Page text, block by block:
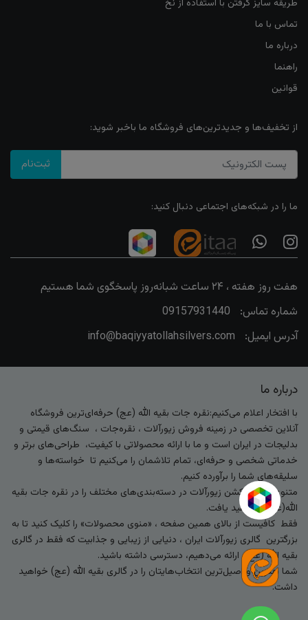
طریقه سایز گرفتن با استفاده از نخ
تماس با ما
درباره ما
راهنما
قوانین
از تخفیف‌ها و جدیدترین‌های فروشگاه ما باخبر شوید:
ثبت‌نام
ما را در شبکه‌های اجتماعی دنبال کنید:
هفت روز هفته ، ۲۴ ساعت شبانه‌روز پاسخگوی شما هستیم
شماره تماس:
09157931440
آدرس ایمیل:
info@baqiyyatollahsilvers.com
درباره ما
با افتخار اعلام می‌کنیم:نقره جات بقیه الله (عج) حرفه‌ای‌ترین فروشگاه
آنلاین تخصصی در زمینه فروش زیورآلات ، نقره‌جات ، سنگ‌های قیمتی و
بدلیجات در ایران است و ما با ارائه محصولاتی با کیفیت، طراحی‌های برتر و
خدماتی شخصی و حرفه‌ای، تمام تلاشمان را می‌کنیم تا خواسته‌ها و
سلیقه‌های شما را برآورده کنیم.
متنوع‌ترین کالکشن زیورآلات در دسته‌بندی‌های مختلف را در نقره جات بقیه
الله(عج) خواهید یافت.
فقط کافیست از بالای همین صفحه ، «منوی محصولات» را کلیک کنید تا به
بزرگترین گالری زیورآلات ایران ، دنیایی از زیبایی و جذابیت که فقط در گالری
بقیه الله (عج) ارائه می‌دهیم، دسترسی داشته باشید.
شما بهترین و اصیل‌ترین انتخاب‌هایتان را در گالری بقیه الله (عج) خواهید
داشت.